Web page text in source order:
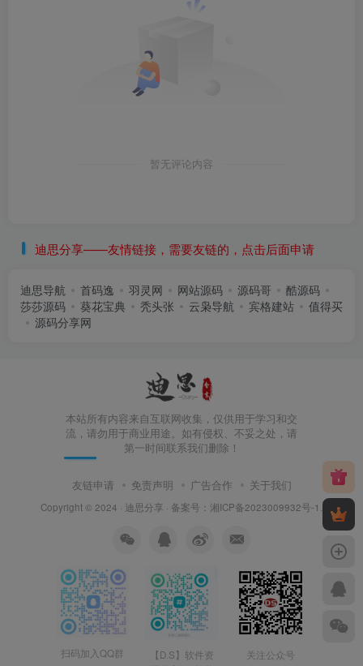
暂无评论内容
迪思分享——友情链接，需要友链的，点击后面申请
迪思导航 首码逸 羽灵网 网站源码 源码哥
酷源码
莎莎源码
葵花宝典 秃头张 云枭导航 宾格建站
值得买
源码分享网
本站所有内容来自互联网收集，仅供用于学习和交
流，请勿用于商业用途。如有侵权、不妥之处，请
第一时间联系我们删除！
友链申请 免责声明 广告合作 关于我们
Copyright © 2024 · 迪思分享 · 备案号： 湘ICP备2023009932号-1
扫码加入QQ群
【D.S】软件资
关注公众号